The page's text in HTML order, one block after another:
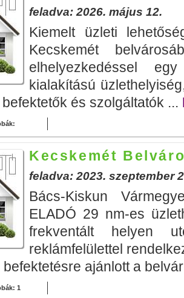
feladva: 2026. május 12.
Kiemelt üzleti
Kecskemét
elhelyezkedéssel
kialakítású
és szolgáltatók ...
Kecskemét
feladva: 2023. szeptember
Bács-Kiskun
ELADÓ 29 nm-es
frekventált helyen
reklámfelülettel
befektetésre ajánlott a
1